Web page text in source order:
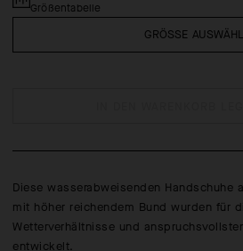
GRÖSSE
Größentabelle
Diese wasserabweisenden Handschuhe
mit höher reichendem Bund wurden für
Wetterverhältnisse und
entwickelt.